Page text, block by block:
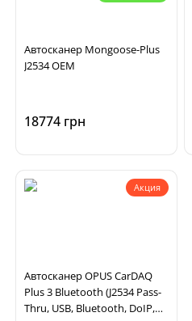
Автосканер Mongoose-Plus
J2534 OEM
18774 грн
Акция
Автосканер OPUS CarDAQ
Plus 3 Bluetooth (J2534 Pass-
Thru, USB, Bluetooth, DoIP,